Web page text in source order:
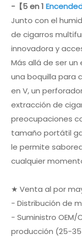
-【5 en 1
Junto con el
de cigarros
innovadora y
Más allá de ser
una boquilla para
en V, un
extracción de
preocupaciones
tamaño portátil
le permite
cualquier
★ Venta al por
- Distribución de
- Suministro OEM/
producción (25-